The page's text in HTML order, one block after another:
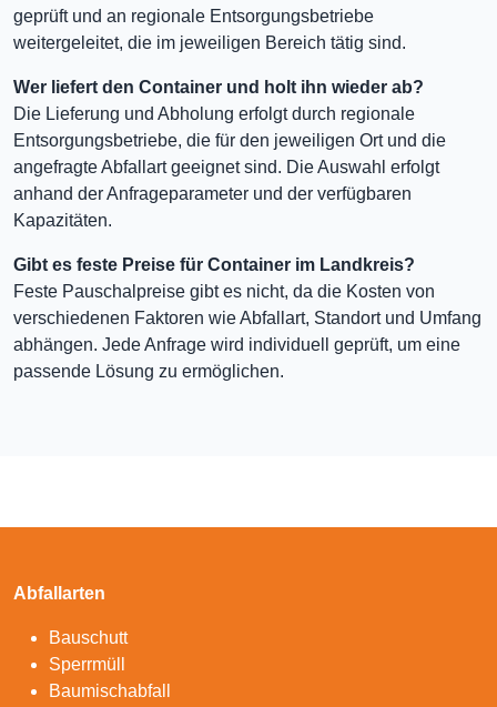
geprüft und an regionale Entsorgungsbetriebe
weitergeleitet, die im jeweiligen Bereich tätig sind.
Wer liefert den Container und holt ihn wieder ab?
Die Lieferung und Abholung erfolgt durch regionale
Entsorgungsbetriebe, die für den jeweiligen Ort und die
angefragte Abfallart geeignet sind. Die Auswahl erfolgt
anhand der Anfrageparameter und der verfügbaren
Kapazitäten.
Gibt es feste Preise für Container im Landkreis?
Feste Pauschalpreise gibt es nicht, da die Kosten von
verschiedenen Faktoren wie Abfallart, Standort und Umfang
abhängen. Jede Anfrage wird individuell geprüft, um eine
passende Lösung zu ermöglichen.
Abfallarten
Bauschutt
Sperrmüll
Baumischabfall